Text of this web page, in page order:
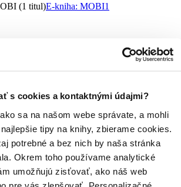
s cookies a kontaktnými údajmi?
sa na našom webe správate, a mohli
tipy na knihy, zbierame cookies.
potrebné a bez nich by naša stránka
Okrem toho používame analytické
umožňujú zisťovať, ako náš web
(1 titul)E-kniha: MOBI1